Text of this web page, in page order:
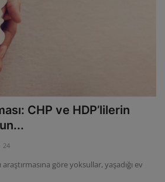
CHP ve HDP’lilerin
24
göre yoksullar, yaşadığı ev